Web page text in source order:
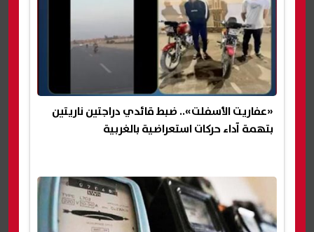
«عفاريت الأسفلت».. ضبط قائدي دراجتين ناريتين
بتهمة آداء حركات استعراضية بالغربية